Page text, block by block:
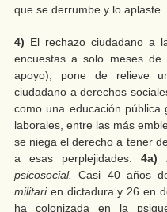
que se derrumbe y lo aplaste.
4) El rechazo ciudadano a
encuestas a solo meses
apoyo), pone de relieve
ciudadano a derechos
como una educación
laborales, entre las más
se niega el derecho a tener
a esas perplejidades:4a)
psicosocial.
Casi 40 años
militarien dictadura y 26 en
ha colonizada en la